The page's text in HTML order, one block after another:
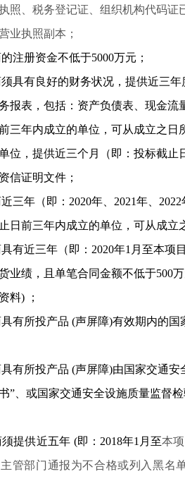
照、税务登记证、组织机构代码证
业执照副本；
注册资金不低于5000万元；
具有良好的财务状况，提供近三年
报表，包括：资产负债表、现金流
三年内成立的单位，可从成立之日
位，提供近三个月（即：投标截止
信证明文件；
三年（即：2020年、2021年、
日前三年内成立的单位，可从成立
有近三年（即：2020年1月至本项
业绩，且单笔合同金额不低于500
料) ；
有所投产品 (声屏障)有效期内的
有所投产品 (声屏障)由国家交通
”、或国家交通安全设施质量监督
须提供近五年 (即：2018年1月至本
管部门通报为不合格或列入黑名